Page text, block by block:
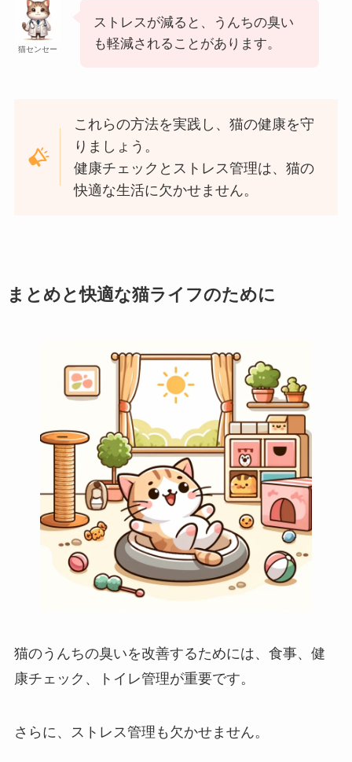
猫センセー
ストレスが減ると、うんちの臭い
も軽減されることがあります。
これらの方法を実践し、猫の健康を守
りましょう。
健康チェックとストレス管理は、猫の
快適な生活に欠かせません。
まとめと快適な猫ライフのために
猫のうんちの臭いを改善するためには、食事、健
康チェック、トイレ管理が重要です。
さらに、ストレス管理も欠かせません。